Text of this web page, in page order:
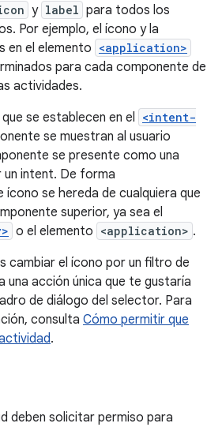
y label para todos los
Por ejemplo, el ícono y la
en el elemento <application>
para cada componente de
actividades.
se establecen en el <intent-
se muestran al usuario
se presente como una
intent. De forma
se hereda de cualquiera que
superior, ya sea el
o el elemento <application> .
cambiar el ícono por un filtro de
una acción única que te gustaría
de diálogo del selector. Para
consulta Cómo permitir que
.
deben solicitar permiso para